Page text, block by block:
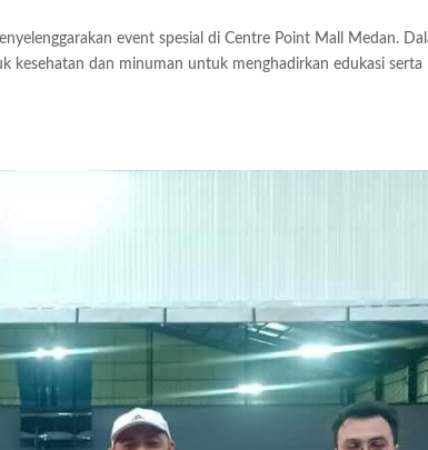
event spesial di Centre Point Mall Medan.
kesehatan dan minuman untuk menghadirkan edukasi serta